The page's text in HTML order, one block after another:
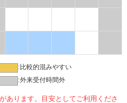
: 比較的混みやすい
:外来受付時間外
あります。目安としてご利用くださ